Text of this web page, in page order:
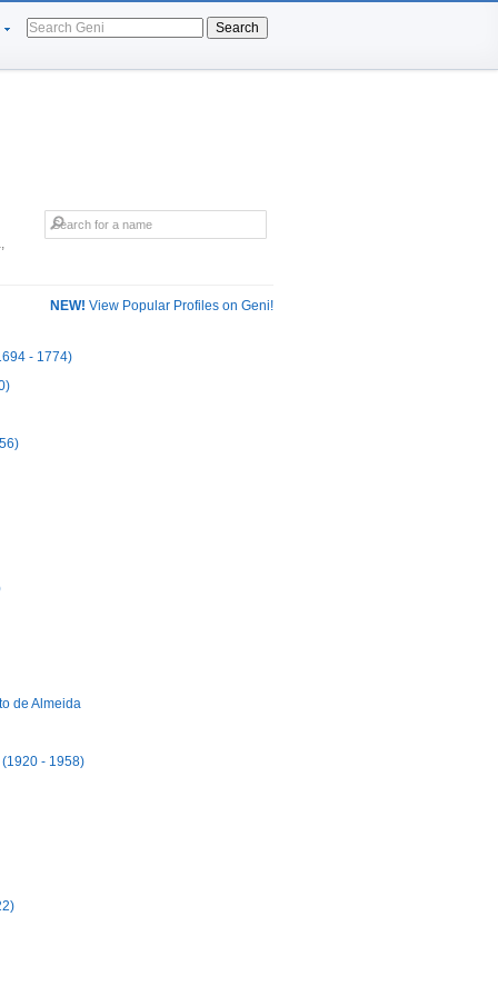
Search
NEW! View Popular Profiles on Geni!
- 1774)
de Almeida
- 1958)